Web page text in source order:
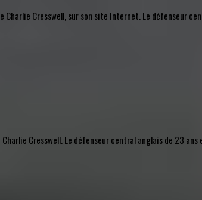
Cresswell, sur son site Internet. Le défenseur
Cresswell. Le défenseur central anglais de 23